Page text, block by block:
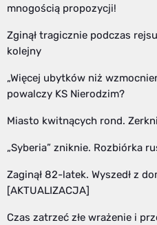
mnogością propozycji!
Zginął tragicznie podczas
kolejny
„Więcej ubytków niż
powalczy KS Nierodzim?
Miasto kwitnących rond.
„Syberia” zniknie. Rozbiórka
Zaginął 82-latek. Wyszedł z
[AKTUALIZACJA]
Czas zatrzeć złe wrażenie i